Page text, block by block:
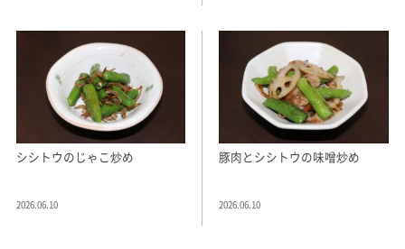
シシトウのじゃこ炒め
2026.06.10
豚肉とシシトウの味噌炒め
2026.06.10